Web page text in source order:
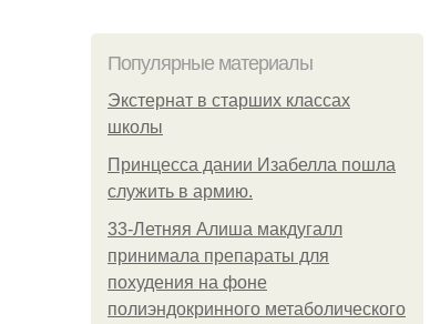
Популярные материалы
Экстернат в старших классах
школы
Принцесса дании Изабелла пошла
служить в армию.
33-Летняя Алиша макдугалл
принимала препараты для
похудения на фоне
полиэндокринного метаболического